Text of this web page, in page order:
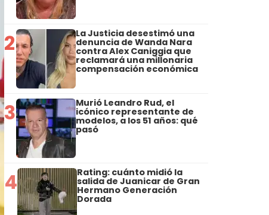
2 La Justicia desestimó una
denuncia de Wanda Nara
contra Alex Caniggia que
reclamará una millonaria
compensación económica
3 Murió Leandro Rud, el
icónico representante de
modelos, a los 51 años: qué
pasó
4 Rating: cuánto midió la
salida de Juanicar de Gran
Hermano Generación
Dorada